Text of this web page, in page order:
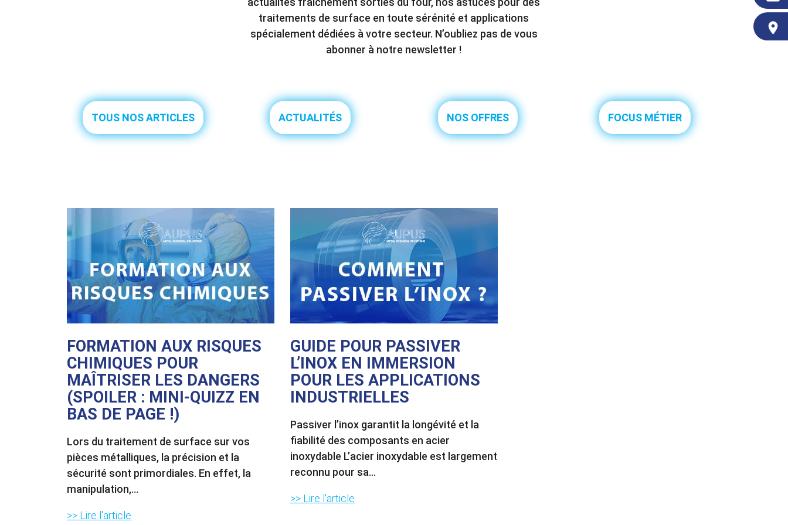
place
traitements de surface en toute sérénité et applications
spécialement dédiées à votre secteur. N’oubliez pas de vous
abonner à notre newsletter !
TOUS NOS ARTICLES ACTUALITÉS NOS OFFRES FOCUS MÉTIER
FORMATION AUX RISQUES
CHIMIQUES POUR
MAÎTRISER LES DANGERS
(SPOILER : MINI-QUIZZ EN
BAS DE PAGE !)
Lors du traitement de surface sur vos
pièces métalliques, la précision et la
sécurité sont primordiales. En effet, la
manipulation,...
>> Lire l'article
GUIDE POUR PASSIVER
L’INOX EN IMMERSION
POUR LES APPLICATIONS
INDUSTRIELLES
Passiver l’inox garantit la longévité et la
fiabilité des composants en acier
inoxydable L’acier inoxydable est largement
reconnu pour sa...
>> Lire l'article